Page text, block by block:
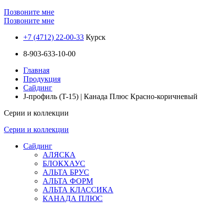
Позвоните мне
Позвоните мне
+7 (4712) 22-00-33 Курск
8-903-633-10-00
Главная
Продукция
Сайдинг
J-профиль (T-15) | Канада Плюс Красно-коричневый
Серии и коллекции
Серии и коллекции
Сайдинг
АЛЯСКА
БЛОКХАУС
АЛЬТА БРУС
АЛЬТА ФОРМ
АЛЬТА КЛАССИКА
КАНАДА ПЛЮС